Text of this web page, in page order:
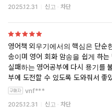
2025.12.31 신고 차단
영어책 외우기에서의 핵심은 단순
송이며 영어 회화 암송을 쉽게 하
실패하는 영어공부에 다시 용기를
부에 도전할 수 있도록 도와줘서 좋
라진 영어 공부 환경을 반영해서 챗
vnf***
2025.12.31 신고 차단